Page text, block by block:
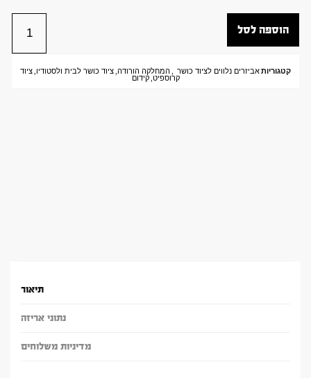
הוספה לסל
קטגוריותאביזרים נלווים לציוד כושר המחלקה הורודה ציוד כושר לבית ולסטודיו ציוד
קרוספיט ,קידום
תיאור
נתוני אריזה
מדיניות משלוחים